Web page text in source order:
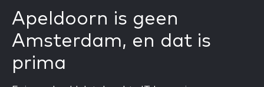
Apeldoorn is geen
Amsterdam, en dat is
prima